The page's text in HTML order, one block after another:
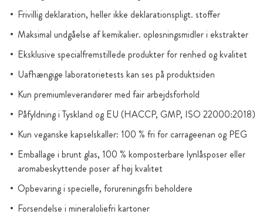
Frivillig deklaration, heller ikke deklarationspligt. stoffer
Maksimal undgåelse af kemikalier. opløsningsmidler i ekstrakter
Eksklusive specialfremstillede produkter for renhed og kvalitet
Uafhængige laboratorietests kan ses på produktsiden
Kun premiumleverandører med fair arbejdsforhold
Påfyldning i Tyskland og EU (HACCP, GMP, ISO 22000:2018)
Kun veganske kapselskaller: 100 % fri for carrageenan og PEG
Emballage i brunt glas, 100 % komposterbare lynlåsposer eller
aromabeskyttende poser af høj kvalitet
Opbevaring i specielle, forureningsfri beholdere
Forsendelse i mineraloliefri kartoner